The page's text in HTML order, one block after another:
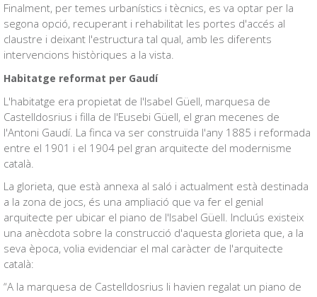
Finalment, per temes urbanístics i tècnics, es va optar per la
segona opció, recuperant i rehabilitat les portes d'accés al
claustre i deixant l'estructura tal qual, amb les diferents
intervencions històriques a la vista.
Habitatge reformat per Gaudí
L'habitatge era propietat de l'Isabel Güell, marquesa de
Castelldosrius i filla de l'Eusebi Güell, el gran mecenes de
l'Antoni Gaudí. La finca va ser construïda l'any 1885 i reformada
entre el 1901 i el 1904 pel gran arquitecte del modernisme
català.
La glorieta, que està annexa al saló i actualment està destinada
a la zona de jocs, és una ampliació que va fer el genial
arquitecte per ubicar el piano de l'Isabel Güell. Incluús existeix
una anècdota sobre la construcció d'aquesta glorieta que, a la
seva època, volia evidenciar el mal caràcter de l'arquitecte
català:
“A la marquesa de Castelldosrius li havien regalat un piano de